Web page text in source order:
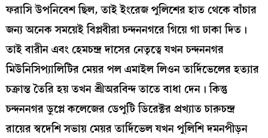
ফরাসি উপনিবেশ ছিল, তাই ইংরেজ পুলিশের হাত থেকে বাঁচার
জন্য অনেক সময়েই বিপ্লবীরা চন্দননগরে গিয়ে গা ঢাকা দিত।
তাই বারীন এবং হেমচন্দ্র দাসের নেতৃত্বে যখন চন্দননগর
মিউনিসিপ্যালিটির মেয়র পল এমাইল লিওন তার্দিভেলের হত্যার
চক্রান্ত তৈরি হয় তখন শ্রীঅরবিন্দ তাতে বাধা দেন। কিন্তু
চন্দননগর ডুপ্লে কলেজের ডেপুটি ডিরেক্টর প্রখ্যাত চারুচন্দ্র
রায়ের স্বদেশি সভায় মেয়র তার্দিভেল যখন পুলিশি দমনপীড়ন